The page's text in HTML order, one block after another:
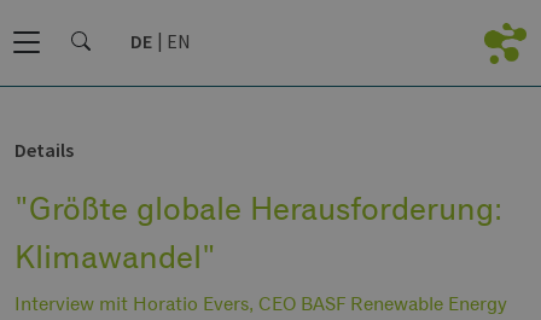
DE EN
Details
"Größte globale Herausforderung:
Klimawandel"
Interview mit Horatio Evers, CEO BASF Renewable Energy